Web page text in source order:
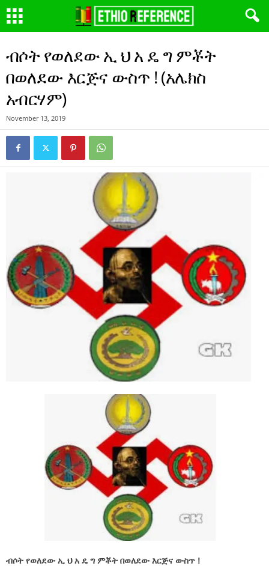
ብሶት የወለደው ኢ ህ አ ዴ ግ ምቾት
በወለደው እርጅና ውስጥ ! (አሌክስ
አብርሃም)
November 13, 2019
ብሶት የወለደው ኢ ህ አ ዴ ግ ምቾት በወለደው እርጅና ውስጥ !